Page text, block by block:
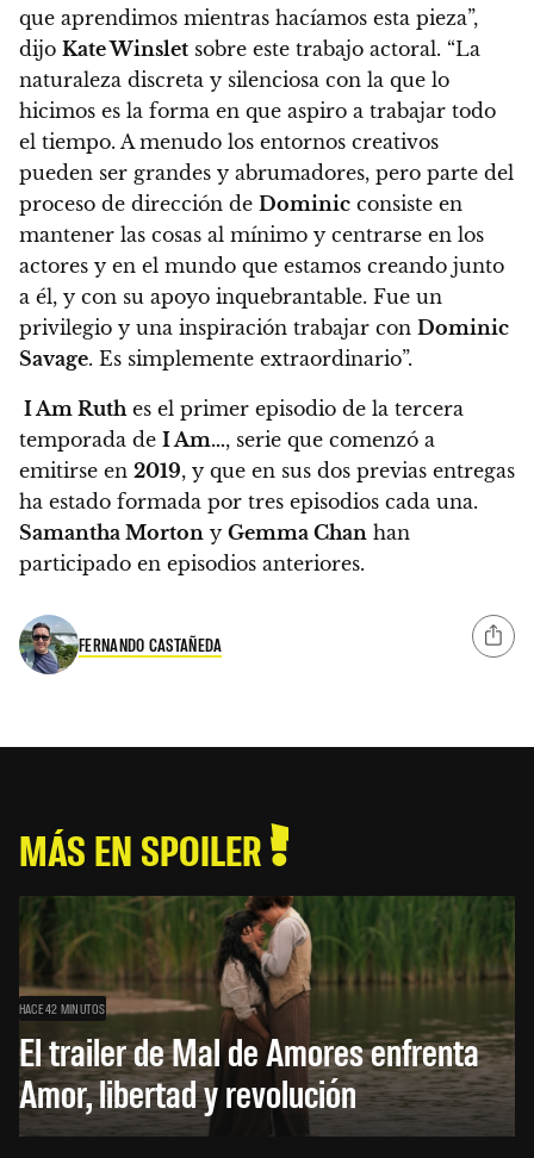
que aprendimos mientras hacíamos esta pieza”,
dijo Kate Winslet sobre este trabajo actoral. “La
naturaleza discreta y silenciosa con la que lo
hicimos es la forma en que aspiro a trabajar todo
el tiempo. A menudo los entornos creativos
pueden ser grandes y abrumadores, pero parte del
proceso de dirección de Dominic consiste en
mantener las cosas al mínimo y centrarse en los
actores y en el mundo que estamos creando junto
a él, y con su apoyo inquebrantable. Fue un
privilegio y una inspiración trabajar con Dominic
Savage. Es simplemente extraordinario”.
I Am Ruth es el primer episodio de la tercera
temporada de I Am…, serie que comenzó a
emitirse en 2019, y que en sus dos previas entregas
ha estado formada por tres episodios cada una.
Samantha Morton y Gemma Chan han
participado en episodios anteriores.
FERNANDO CASTAÑEDA
MÁS EN SPOILER
HACE 42 MINUTOS
El trailer de Mal de Amores enfrenta
Amor, libertad y revolución